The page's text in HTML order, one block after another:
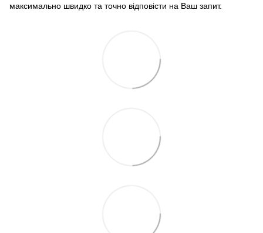
максимально швидко та точно відповісти на Ваш запит.